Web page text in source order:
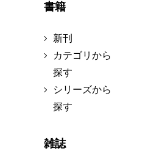
書籍
新刊
カテゴリから
探す
シリーズから
探す
雑誌